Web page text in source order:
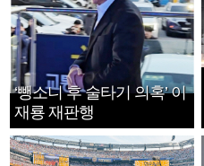
‘뺑소니 후 술타기 의혹’ 이
재룡 재판행